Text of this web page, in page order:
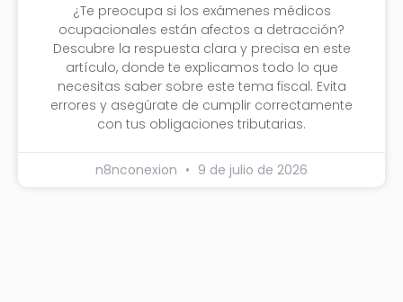
¿Te preocupa si los exámenes médicos
ocupacionales están afectos a detracción?
Descubre la respuesta clara y precisa en este
artículo, donde te explicamos todo lo que
necesitas saber sobre este tema fiscal. Evita
errores y asegúrate de cumplir correctamente
con tus obligaciones tributarias.
n8nconexion 9 de julio de 2026